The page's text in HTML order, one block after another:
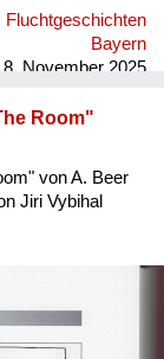
In diesem Dorf
aus... Das
habe ich ihm
Fluchtgeschichten
Bayern
8. November 2025
Room"
von A. Beer
Jiri Vybihal